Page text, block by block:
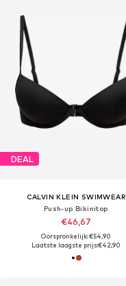
DEAL
CALVIN KLEIN SWIMWEAR
Push-up Bikinitop
€46,67
Oorspronkelijk: €54,90
Laatste laagste prijs:€42,90